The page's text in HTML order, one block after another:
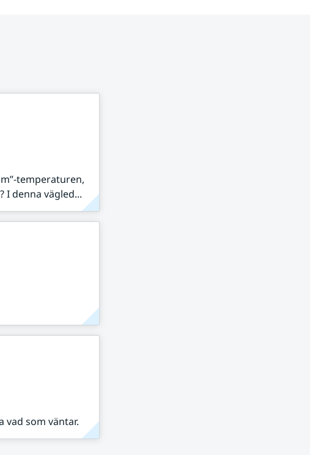
temperaturen,
denna vägled...
vad som väntar.